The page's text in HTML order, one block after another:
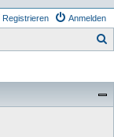
Anmelden
Registrieren